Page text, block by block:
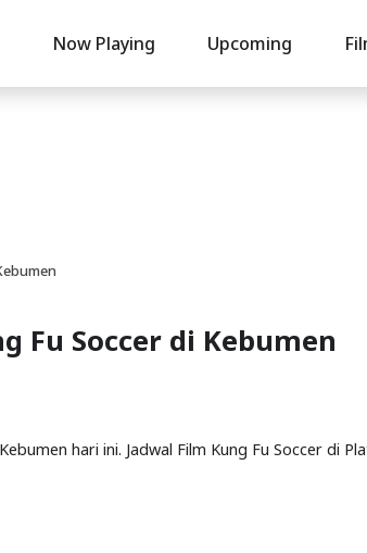
Now Playing Upcoming
Fu Soccer di Kebumen
hari ini. Jadwal Film Kung Fu Soccer di